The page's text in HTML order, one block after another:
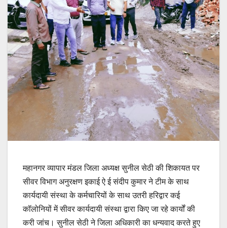
महानगर व्यापार मंडल जिला अध्यक्ष सुनील सेठी की शिकायत पर
सीवर विभाग अनुरक्षण इकाई ऐ ई संदीप कुमार ने टीम के साथ
कार्यदायी संस्था के कर्मचारियों के साथ उतरी हरिद्वार कई
कॉलोनियों में सीवर कार्यदायी संस्था द्वारा किए जा रहे कार्यों की
करी जांच। सुनील सेठी ने जिला अधिकारी का धन्यवाद करते हुए